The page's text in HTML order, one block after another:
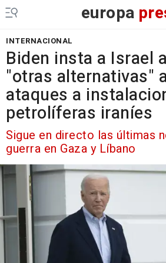
europa
INTERNACIONAL
Biden insta a Israel
"otras alternativas"
ataques a
petrolíferas iraníes
Sigue en directo las últimas
guerra en Gaza y Líbano